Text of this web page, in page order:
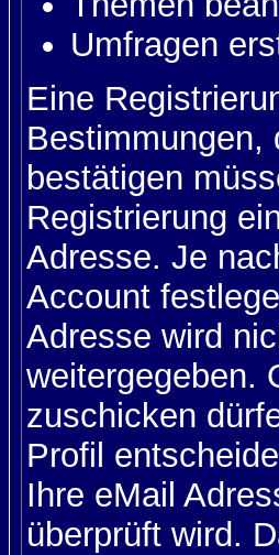
Umfragen
Eine
Bestimmungen,
bestätigen
Registrierung
Adresse. Je
Account
Adresse wird
weitergegeben.
zuschicken
Profil
Ihre eMail
überprüft wird.